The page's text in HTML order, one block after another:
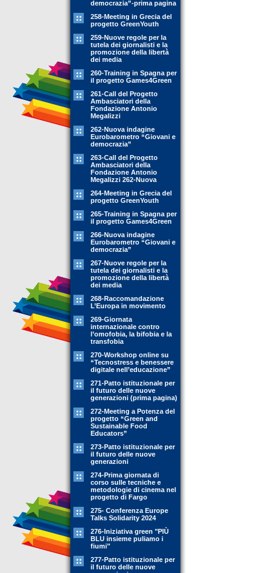
democrazia”-prima pagina
258-Meeting in Grecia del
progetto GreenYouth
259-Nuove regole per la
tutela dei giornalisti e la
promozione della libertà
dei media
260-Training in Spagna per
il progetto Games4Green
261-Call del Progetto
Ambasciatori della
Fondazione Antonio
Megalizzi
262-Nuova indagine
Eurobarometro “Giovani e
democrazia”
263-Call del Progetto
Ambasciatori della
Fondazione Antonio
Megalizzi 262-Nuova
264-Meeting in Grecia del
progetto GreenYouth
265-Training in Spagna per
il progetto Games4Green
266-Nuova indagine
Eurobarometro “Giovani e
democrazia”
267-Nuove regole per la
tutela dei giornalisti e la
promozione della libertà
dei media
268-Raccomandazione
L’Europa in movimento
269-Giornata
internazionale contro
l’omofobia, la bifobia e la
transfobia
270-Workshop online su
“Tecnostress e benessere
digitale nell’educazione”
271-Patto istituzionale per
il futuro delle nuove
generazioni (prima pagina)
272-Meeting a Potenza del
progetto “Green and
Sustainable Food
Educators”
273-Patto istituzionale per
il futuro delle nuove
generazioni
274-Prima giornata di
corso sulle tecniche e
metodologie di cinema nel
progetto di Fargo
275- Conferenza Europe
Talks Solidarity 2024
276-Iniziativa green "PIÙ
BLU insieme puliamo i
fiumi"
277-Patto istituzionale per
il futuro delle nuove